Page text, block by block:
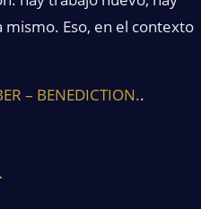
mismo. Eso, en el contexto
– BENEDICTION..